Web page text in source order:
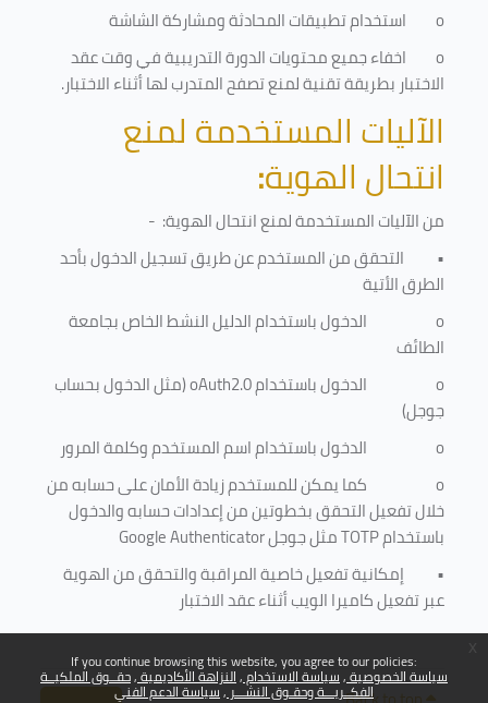
If you continue browsing this website, you agree to our policies:
سياسة الخصوصية سياسة الاستخدام النزاهة الأكاديمية حقــوق الملكيــة
الفكــريـــة وحقـوق النشـــر سياسة الدعم الفني
o
استخدام تطبيقات المحادثة ومشاركة الشاشة
o
اخفاء جميع محتويات الدورة التدريبية في وقت عقد
الاختبار بطريقة تقنية لمنع تصفح المتدرب لها أثناء الاختبار.
الآليات المستخدمة لمنع
انتحال الهوية:
من الآليات المستخدمة لمنعانتحال الهوية: -
• التحقق من المستخدم عن طريق تسجيل الدخول بأحد
الطرق الأتية
o
الدخول باستخدام الدليل النشط الخاص بجامعة
الطائف
o
الدخول باستخدامoAuth2.0(مثل الدخول بحساب
جوجل)
o
الدخول باستخدام اسم المستخدم وكلمة المرور
o
كما يمكن للمستخدم زيادة الأمان على حسابه من
خلال تفعيل التحقق بخطوتين من إعدادات حسابه والدخول
باستخدامTOTPمثل جوجلGoogle Authenticator
• إمكانية تفعيل خاصية المراقبة والتحقق من الهوية
عبر تفعيل كاميرا الويب أثناء عقد الاختبار